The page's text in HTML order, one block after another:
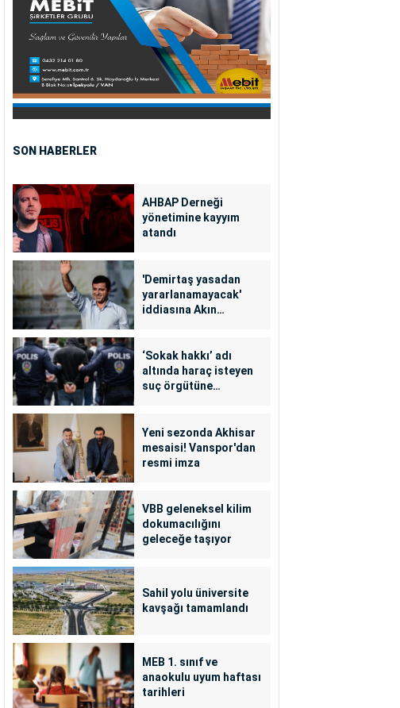
SON HABERLER
AHBAP Derneği
yönetimine kayyım
atandı
'Demirtaş yasadan
yararlanamayacak'
iddiasına Akın
‘Sokak hakkı’ adı
altında haraç isteyen
suç örgütüne
Yeni sezonda Akhisar
mesaisi! Vanspor'dan
resmi imza
VBB geleneksel kilim
dokumacılığını
geleceğe taşıyor
Sahil yolu üniversite
kavşağı tamamlandı
MEB 1. sınıf ve
anaokulu uyum haftası
tarihleri